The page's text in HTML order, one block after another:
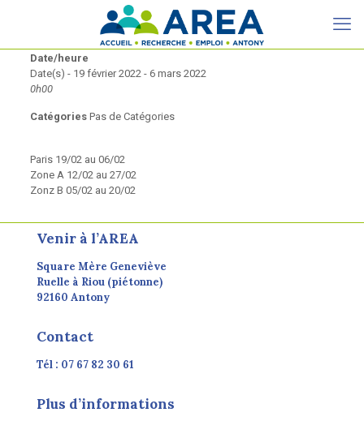
Date/heure
Date(s) - 19 février 2022 - 6 mars 2022
0h00
CatégoriesPas de Catégories
Paris 19/02 au 06/02
Zone A 12/02 au 27/02
Zonz B 05/02 au 20/02
Venir à l’AREA
Square Mère Geneviève
Ruelle à Riou (piétonne)
92160 Antony
Contact
Tél : 07 67 82 30 61
Plus d’informations